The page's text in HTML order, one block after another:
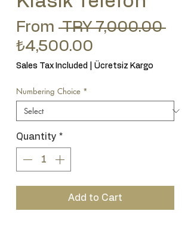
From TRY 7,000.00
₺4,500.00
Sales Tax Included Ücretsiz Kargo
Numbering Choice *
Quantity *
Add to Cart